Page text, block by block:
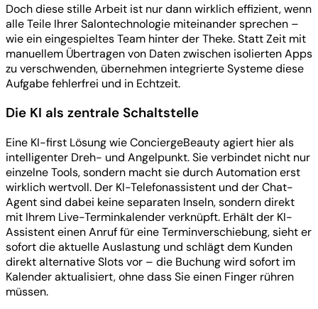
Doch diese stille Arbeit ist nur dann wirklich effizient, wenn
alle Teile Ihrer Salontechnologie miteinander sprechen –
wie ein eingespieltes Team hinter der Theke. Statt Zeit mit
manuellem Übertragen von Daten zwischen isolierten Apps
zu verschwenden, übernehmen integrierte Systeme diese
Aufgabe fehlerfrei und in Echtzeit.
Die KI als zentrale Schaltstelle
Eine KI-first Lösung wie ConciergeBeauty agiert hier als
intelligenter Dreh- und Angelpunkt. Sie verbindet nicht nur
einzelne Tools, sondern macht sie durch Automation erst
wirklich wertvoll. Der KI-Telefonassistent und der Chat-
Agent sind dabei keine separaten Inseln, sondern direkt
mit Ihrem Live-Terminkalender verknüpft. Erhält der KI-
Assistent einen Anruf für eine Terminverschiebung, sieht er
sofort die aktuelle Auslastung und schlägt dem Kunden
direkt alternative Slots vor – die Buchung wird sofort im
Kalender aktualisiert, ohne dass Sie einen Finger rühren
müssen.